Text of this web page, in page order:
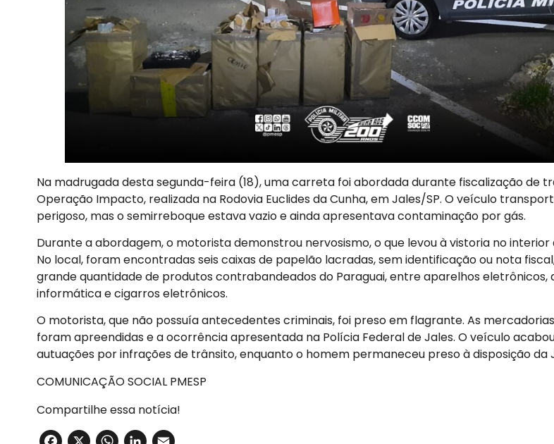
Na madrugada desta segunda-feira (18), uma carreta foi abordada durante fiscalização de
Operação Impacto, realizada na Rodovia Euclides da Cunha, em Jales/SP. O veículo
perigoso, mas o semirreboque estava vazio e ainda apresentava contaminação por gás.
Durante a abordagem, o motorista demonstrou nervosismo, o que levou à vistoria no
No local, foram encontradas seis caixas de papelão lacradas, sem identificação ou nota
grande quantidade de produtos contrabandeados do Paraguai, entre aparelhos eletrônicos,
informática e cigarros eletrônicos.
O motorista, que não possuía antecedentes criminais, foi preso em flagrante. As
foram apreendidas e a ocorrência apresentada na Polícia Federal de Jales. O veículo
autuações por infrações de trânsito, enquanto o homem permaneceu preso à disposição da
COMUNICAÇÃO SOCIAL PMESP
Compartilhe essa notícia!